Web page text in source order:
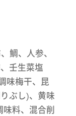
鯛、人参、
壬生菜塩
味梅干、昆
ぶし)、黄味
料、混合削